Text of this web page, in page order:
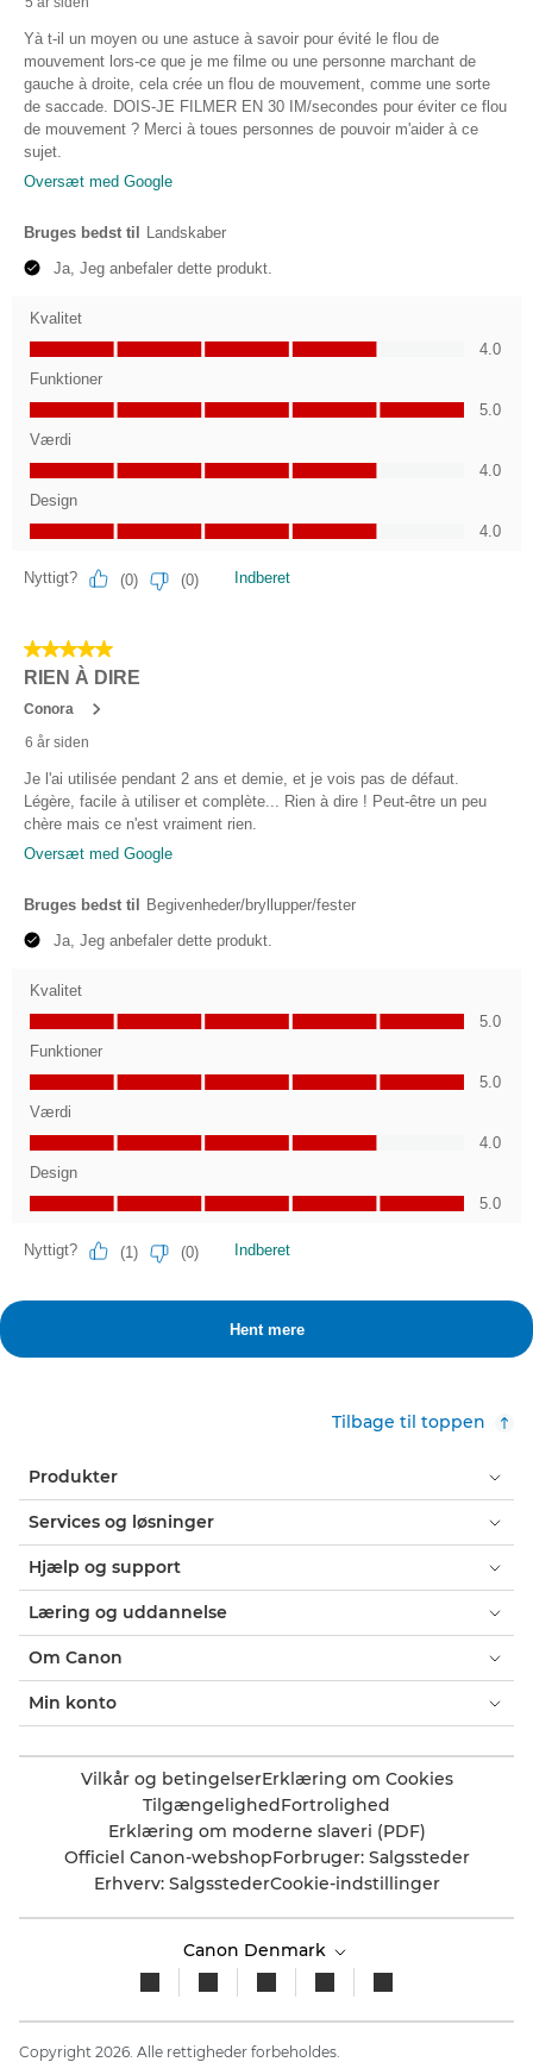
Tilbage til toppen
Produkter
Services og løsninger
Hjælp og support
Læring og uddannelse
Om Canon
Min konto
Vilkår og betingelserErklæring om Cookies
TilgængelighedFortrolighed
Erklæring om moderne slaveri (PDF)
Officiel Canon-webshopForbruger: Salgssteder
Erhverv: SalgsstederCookie-indstillinger
Canon Denmark
Copyright 2026. Alle rettigheder forbeholdes.